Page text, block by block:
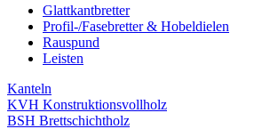
Glattkantbretter
Profil-/Fasebretter & Hobeldielen
Rauspund
Leisten
Kanteln
KVH Konstruktionsvollholz
BSH Brettschichtholz